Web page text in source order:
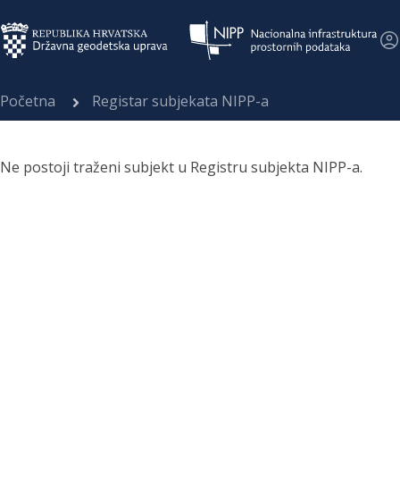
Početna Registar subjekata NIPP-a
Ne postoji traženi subjekt u Registru subjekta NIPP-a.